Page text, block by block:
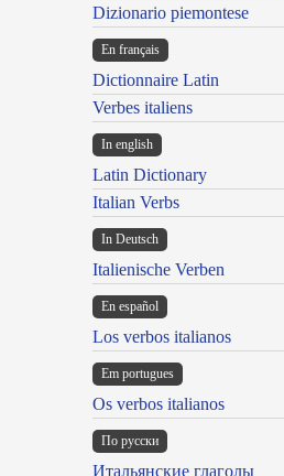
Dizionario piemontese
En français
Dictionnaire Latin
Verbes italiens
In english
Latin Dictionary
Italian Verbs
In Deutsch
Italienische Verben
En español
Los verbos italianos
Em portugues
Os verbos italianos
По русски
Итальянские глаголы